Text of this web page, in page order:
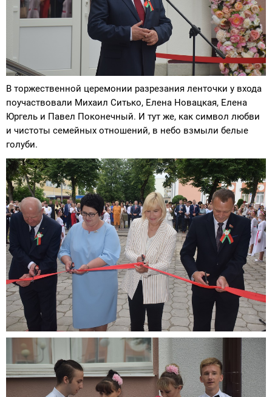
В торжественной церемонии разрезания ленточки у входа
поучаствовали Михаил Ситько, Елена Новацкая, Елена
Юргель и Павел Поконечный. И тут же, как символ любви
и чистоты семейных отношений, в небо взмыли белые
голуби.